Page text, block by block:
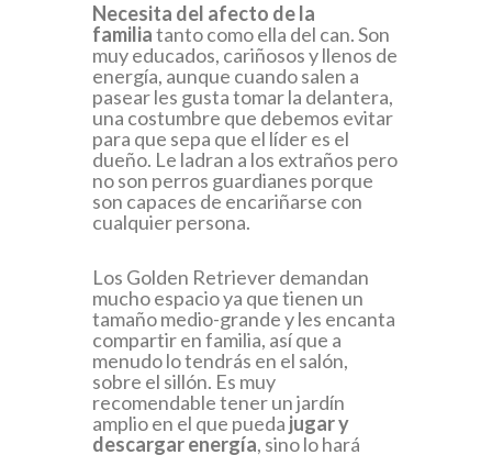
Necesita del afecto de la
familiatanto como ella del can. Son
muy educados, cariñosos y llenos de
energía, aunque cuando salen a
pasear les gusta tomar la delantera,
una costumbre que debemos evitar
para que sepa que el líder es el
dueño. Le ladran a los extraños pero
no son perros guardianes porque
son capaces de encariñarse con
cualquier persona.
Los Golden Retriever demandan
mucho espacio ya que tienen un
tamaño medio-grande y les encanta
compartir en familia, así que a
menudo lo tendrás en el salón,
sobre el sillón. Es muy
recomendable tener un jardín
amplio en el que pueda jugar y
descargar energía, sino lo hará